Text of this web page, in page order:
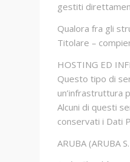
gestiti
Qualora fra gli
Titolare –
HOSTING ED
Questo tipo di
un’infrastruttura
Alcuni di questi
conservati i Dati
ARUBA (ARUBA